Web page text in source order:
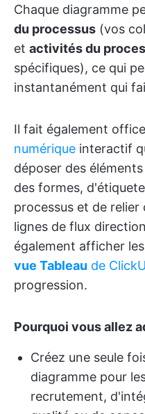
Chaque diagramme
du processus (vos
et activités du
spécifiques), ce qui
instantanément qui
Il fait également
numérique interactif
déposer des
des formes,
processus et de
lignes de flux
également afficher
vue Tableau de
progression.
Pourquoi vous allez
Créez une seule
diagramme pour
recrutement,